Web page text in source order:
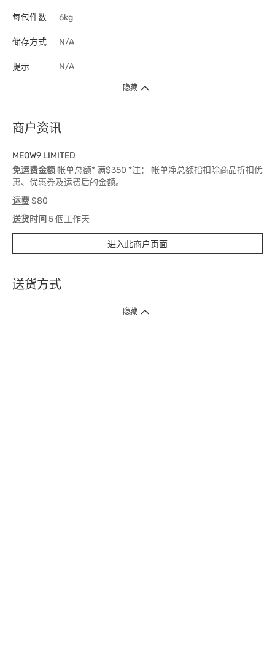
每包件数 6kg
储存方式 N/A
提示 N/A
隐藏
商户资讯
MEOW9 LIMITED
免运费金额帐单总额* 满$350 *注： 帐单净总额指扣除商品折扣优
惠、优惠券及运费后的金额。
运费$80
送货时间 5 個工作天
进入此商户页面
送货方式
1. 送货到府（受卫生署条例规管产品除外 ）
隐藏